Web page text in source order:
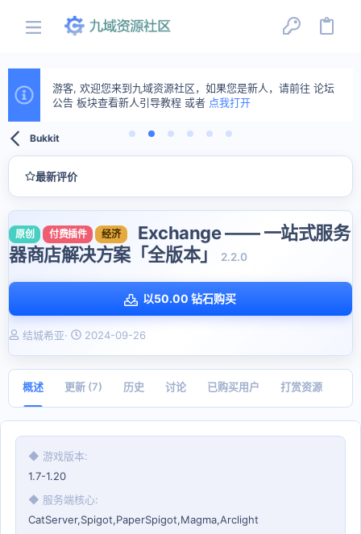
游客, 欢迎您来到九域资源社区，如果您是新人，请前往 论坛
公告 板块查看新人引导教程 或者 点我打开
Bukkit
最新评价
原创 付费插件 经济
Exchange —— 一站式服务
器商店解决方案「全版本」
2.2.0
以50.00 钻石购买
作
结城希亚
创
2024-09-26
概述 更新 (7) 历史 讨论 已购买用户 打赏资源
◆ 游戏版本
1.7-1.20
◆ 服务端核心
CatServer,Spigot,PaperSpigot,Magma,Arclight